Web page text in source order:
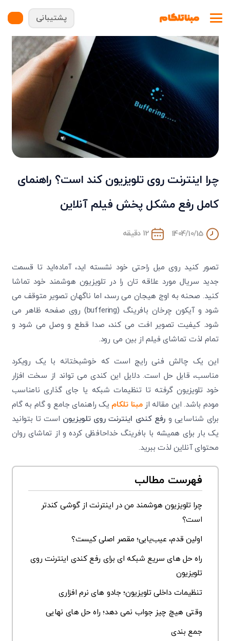
پشتیبانی
چرا اینترنت روی تلویزیون کند است؟ راهنمای
کامل رفع مشکل پخش فیلم آنلاین
1404/10/15 12 دقیقه
تصور کنید روی مبل راحتی خود نشسته ‌اید، آماده‌اید تا قسمت
جدید سریال مورد علاقه ‌تان را در تلویزیون هوشمند خود تماشا
کنید. صحنه به اوج هیجان می‌ رسد، اما ناگهان تصویر متوقف می
‌شود و آیکون چرخان بافرینگ (buffering) روی صفحه ظاهر می
‌شود. کیفیت تصویر افت می ‌کند، صدا قطع و وصل می‌ شود و
تمام لذت تماشای فیلم از بین می ‌رود.
این یک چالش فنی رایج است که خوشبختانه با یک رویکرد
مناسب، قابل حل است. دلایل این کندی می‌ تواند از سخت ‌افزار
خود تلویزیون گرفته تا تنظیمات شبکه یا جای‌ گذاری نامناسب
مودم باشد. این مقاله ازمبنا تلکام یک راهنمای جامع و گام‌ به ‌گام
برای شناسایی و رفع کندی اینترنت روی تلویزیون است تا بتوانید
یک بار برای همیشه با بافرینگ خداحافظی کرده و از تماشای روان
محتوای آنلاین لذت ببرید.
فهرست مطالب
چرا تلویزیون هوشمند من در اینترنت از گوشی‌ کندتر
است؟
اولین قدم، عیب‌یابی؛ مقصر اصلی کیست؟
راه‌ حل ‌های سریع شبکه ‌ای برای رفع کندی اینترنت روی
تلویزیون
تنظیمات داخلی تلویزیون؛ جادو های نرم ‌افزاری
وقتی هیچ چیز جواب نمی ‌دهد؛ راه ‌حل‌ های نهایی
جمع‌ بندی